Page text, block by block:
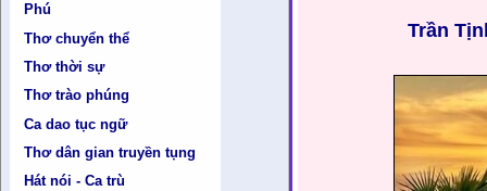
Phú
Thơ chuyển thể
Thơ thời sự
Thơ trào phúng
Ca dao tục ngữ
Thơ dân gian truyền tụng
Hát nói - Ca trù
Trần